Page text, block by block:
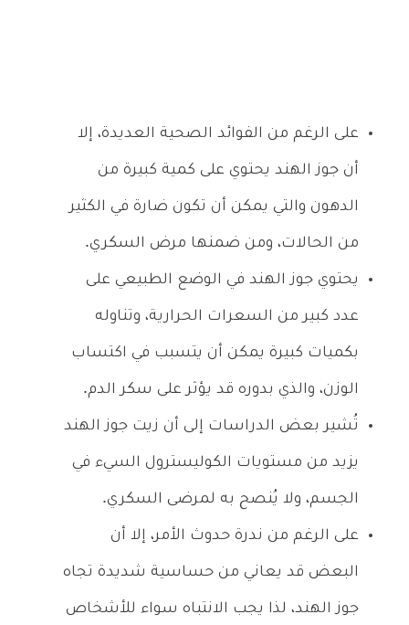
على الرغم من الفوائد الصحية العديدة، إلا
أن جوز الهند يحتوي على كمية كبيرة من
الدهون والتي يمكن أن تكون ضارة في الكثير
من الحالات، ومن ضمنها مرض السكري.
يحتوي جوز الهند في الوضع الطبيعي على
عدد كبير من السعرات الحرارية، وتناوله
بكميات كبيرة يمكن أن يتسبب في اكتساب
الوزن، والذي بدوره قد يؤثر على سكر الدم.
تُشير بعض الدراسات إلى أن زيت جوز الهند
يزيد من مستويات الكوليسترول السيء في
الجسم، ولا يُنصح به لمرضى السكري.
على الرغم من ندرة حدوث الأمر، إلا أن
البعض قد يعاني من حساسية شديدة تجاه
جوز الهند، لذا يجب الانتباه سواء للأشخاص